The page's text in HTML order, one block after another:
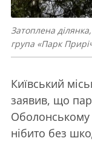
Затоплена
група «Парк
Київський
заявив, що
Оболонському
нібито без